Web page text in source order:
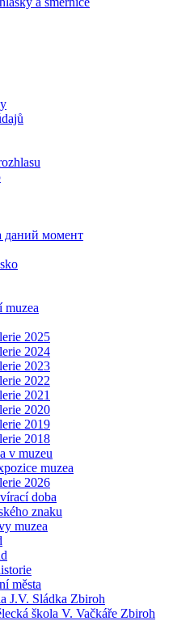
даний момент
muzea
2025
2024
2023
2022
2021
2020
2019
2018
v muzeu
muzea
2026
doba
znaku
muzea
města
J.V. Sládka Zbiroh
škola V. Vačkáře Zbiroh